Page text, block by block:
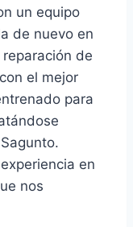
un equipo
de nuevo en
de
el mejor
para
en
nos